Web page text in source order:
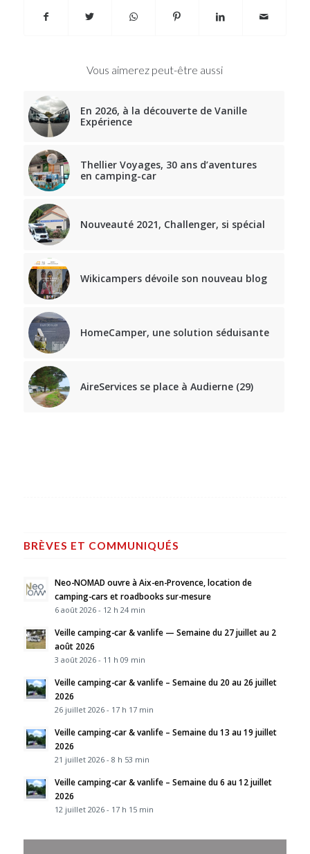
Vous aimerez peut-être aussi
En 2026, à la découverte de Vanille
Expérience
Thellier Voyages, 30 ans d’aventures
en camping-car
Nouveauté 2021, Challenger, si spécial
Wikicampers dévoile son nouveau blog
HomeCamper, une solution séduisante
AireServices se place à Audierne (29)
BRÈVES ET COMMUNIQUÉS
Neo-NOMAD ouvre à Aix-en-Provence, location de
camping-cars et roadbooks sur-mesure
6 août 2026 - 12 h 24 min
Veille camping-car & vanlife — Semaine du 27 juillet au 2
août 2026
3 août 2026 - 11 h 09 min
Veille camping-car & vanlife – Semaine du 20 au 26 juillet
2026
26 juillet 2026 - 17 h 17 min
Veille camping-car & vanlife – Semaine du 13 au 19 juillet
2026
21 juillet 2026 - 8 h 53 min
Veille camping-car & vanlife – Semaine du 6 au 12 juillet
2026
12 juillet 2026 - 17 h 15 min